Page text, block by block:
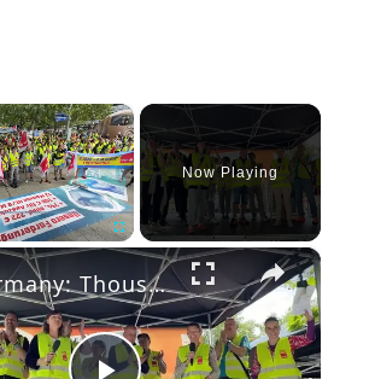
×
Fullscreen
Now Playing
×
Germany: Thousands of German retail workers to strike amid pay dispute.